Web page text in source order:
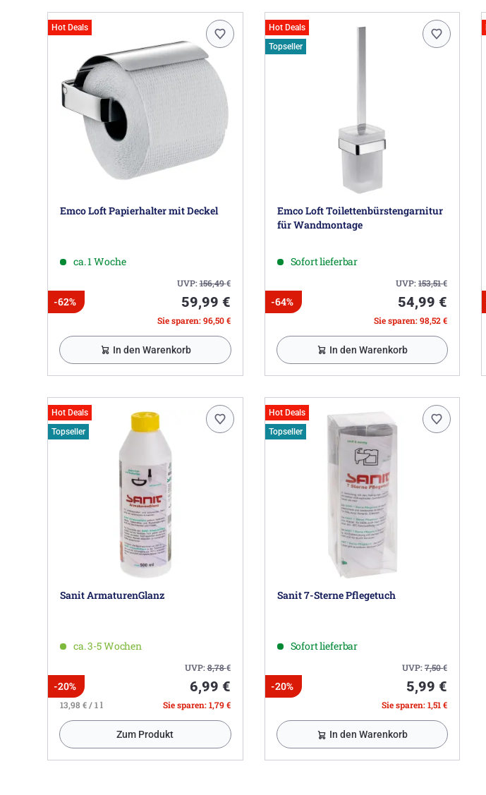
Hot Deals
Emco Loft Papierhalter mit Deckel
ca. 1 Woche
UVP:156,49€
-62% 59,99 €
Sie sparen: 96,50 €
In den Warenkorb
Hot Deals
Topseller
Emco Loft Toilettenbürstengarnitur
für Wandmontage
Sofort lieferbar
UVP:153,51€
-64% 54,99 €
Sie sparen: 98,52 €
In den Warenkorb
Hot Deals
Topseller
Sanit ArmaturenGlanz
ca. 3-5 Wochen
UVP:8,78€
-20% 6,99 €
13,98 € / 1 l Sie sparen: 1,79 €
Zum Produkt
Hot Deals
Topseller
Sanit 7-Sterne Pflegetuch
Sofort lieferbar
UVP:7,50€
-20% 5,99 €
Sie sparen: 1,51 €
In den Warenkorb